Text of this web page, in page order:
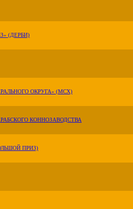
(ДЕРБИ)
ОКРУГА» (МСХ)
КОННОЗАВОДСТВА
ПРИЗ)